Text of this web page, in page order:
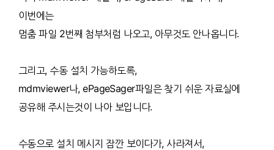
이번에는
멈춤 파일 2번째 첨부처럼 나오고, 아무것도 안나옵니다.
그리고, 수동 설치 가능하도록,
mdmviewer나, ePageSager파일은 찾기 쉬운 자료실에
공유해 주시는것이 나아 보입니다.
수동으로 설치 메시지 잠깐 보이다가, 사라져서,